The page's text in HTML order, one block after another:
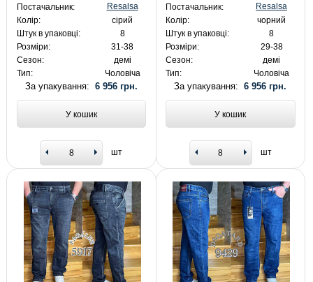
Постачальник:
Resalsa
Колір:
сірий
Штук в упаковці:
8
Розміри:
31-38
Сезон:
демі
Тип:
Чоловіча
За упакування: 6 956 грн.
У кошик
шт
Постачальник:
Resalsa
Колір:
чорний
Штук в упаковці:
8
Розміри:
29-38
Сезон:
демі
Тип:
Чоловіча
За упакування:6 956 грн.
У кошик
шт